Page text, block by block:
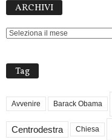
ARCHIVI
Tag
Avvenire Barack Obama
Centrodestra Chiesa